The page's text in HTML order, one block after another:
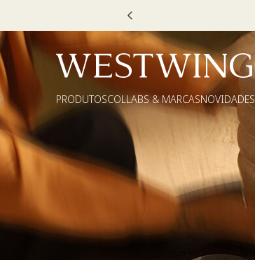
PRODUTOSCOLLABS & MARCASNOVIDADES